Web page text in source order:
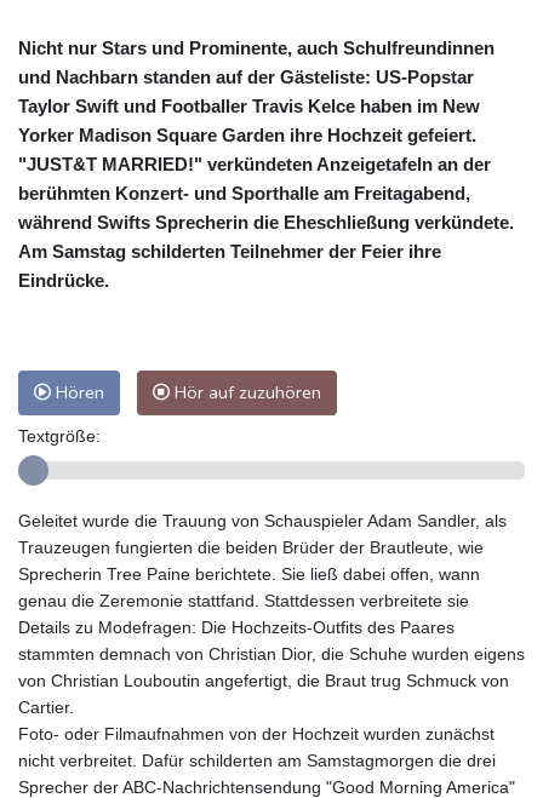
Nicht nur Stars und Prominente, auch Schulfreundinnen
und Nachbarn standen auf der Gästeliste: US-Popstar
Taylor Swift und Footballer Travis Kelce haben im New
Yorker Madison Square Garden ihre Hochzeit gefeiert.
"JUST&T MARRIED!" verkündeten Anzeigetafeln an der
berühmten Konzert- und Sporthalle am Freitagabend,
während Swifts Sprecherin die Eheschließung verkündete.
Am Samstag schilderten Teilnehmer der Feier ihre
Eindrücke.
Hören Hör auf zuzuhören
Textgröße:
Geleitet wurde die Trauung von Schauspieler Adam Sandler, als
Trauzeugen fungierten die beiden Brüder der Brautleute, wie
Sprecherin Tree Paine berichtete. Sie ließ dabei offen, wann
genau die Zeremonie stattfand. Stattdessen verbreitete sie
Details zu Modefragen: Die Hochzeits-Outfits des Paares
stammten demnach von Christian Dior, die Schuhe wurden eigens
von Christian Louboutin angefertigt, die Braut trug Schmuck von
Cartier.
Foto- oder Filmaufnahmen von der Hochzeit wurden zunächst
nicht verbreitet. Dafür schilderten am Samstagmorgen die drei
Sprecher der ABC-Nachrichtensendung "Good Morning America"